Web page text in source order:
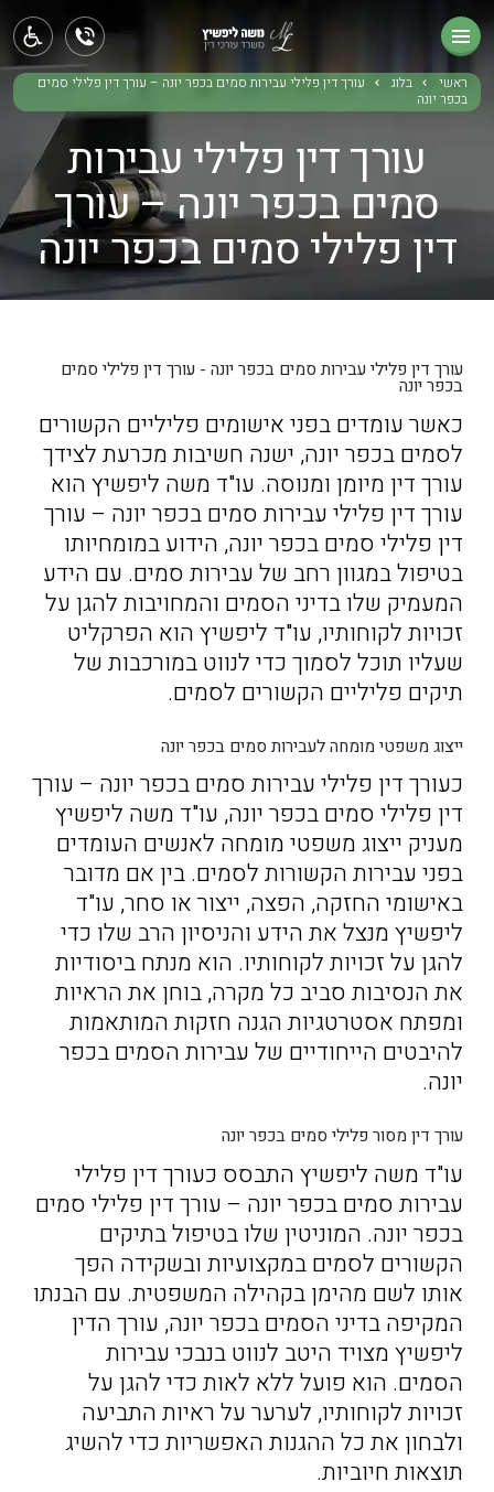
ראשי בלוג
עורך דין פלילי עבירות סמים בכפר יונה – עורך דין פלילי סמים
בכפר יונה
עורך דין פלילי עבירות
סמים בכפר יונה – עורך
דין פלילי סמים בכפר יונה
עורך דין פלילי עבירות סמים בכפר יונה - עורך דין פלילי סמים
בכפר יונה
כאשר עומדים בפני אישומים פליליים הקשורים
לסמים בכפר יונה, ישנה חשיבות מכרעת לצידך
עורך דין מיומן ומנוסה. עו"ד משה ליפשיץ הוא
עורך דין פלילי עבירות סמים בכפר יונה – עורך
דין פלילי סמים בכפר יונה, הידוע במומחיותו
בטיפול במגוון רחב של עבירות סמים. עם הידע
המעמיק שלו בדיני הסמים והמחויבות להגן על
זכויות לקוחותיו, עו"ד ליפשיץ הוא הפרקליט
שעליו תוכל לסמוך כדי לנווט במורכבות של
תיקים פליליים הקשורים לסמים.
ייצוג משפטי מומחה לעבירות סמים בכפר יונה
כעורך דין פלילי עבירות סמים בכפר יונה – עורך
דין פלילי סמים בכפר יונה, עו"ד משה ליפשיץ
מעניק ייצוג משפטי מומחה לאנשים העומדים
בפני עבירות הקשורות לסמים. בין אם מדובר
באישומי החזקה, הפצה, ייצור או סחר, עו"ד
ליפשיץ מנצל את הידע והניסיון הרב שלו כדי
להגן על זכויות לקוחותיו. הוא מנתח ביסודיות
את הנסיבות סביב כל מקרה, בוחן את הראיות
ומפתח אסטרטגיות הגנה חזקות המותאמות
להיבטים הייחודיים של עבירות הסמים בכפר
יונה.
עורך דין מסור פלילי סמים בכפר יונה
עו"ד משה ליפשיץ התבסס כעורך דין פלילי
עבירות סמים בכפר יונה – עורך דין פלילי סמים
בכפר יונה. המוניטין שלו בטיפול בתיקים
הקשורים לסמים במקצועיות ובשקידה הפך
אותו לשם מהימן בקהילה המשפטית. עם הבנתו
המקיפה בדיני הסמים בכפר יונה, עורך הדין
ליפשיץ מצויד היטב לנווט בנבכי עבירות
הסמים. הוא פועל ללא לאות כדי להגן על
זכויות לקוחותיו, לערער על ראיות התביעה
ולבחון את כל ההגנות האפשריות כדי להשיג
תוצאות חיוביות.
ראשי
תחומי עיסוק
בלוג
צור קשר